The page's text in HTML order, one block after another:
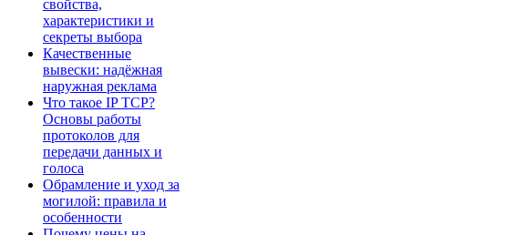
свойства,
характеристики и
секреты выбора
Качественные
вывески: надёжная
наружная реклама
Что такое IP TCP?
Основы работы
протоколов для
передачи данных и
голоса
Обрамление и уход за
могилой: правила и
особенности